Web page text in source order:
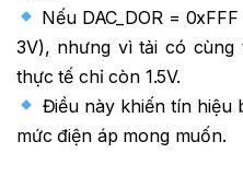
Nếu DAC_DOR =
3V), nhưng vì tải có cùng
thực tế chỉ còn 1.5V.
Điều này khiến tín hiệu
mức điện áp mong muốn.